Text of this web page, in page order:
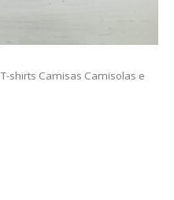
T-shirts Camisas Camisolas e